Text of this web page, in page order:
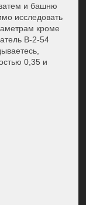
и башню
исследовать
кроме
B-2-54
0,35 и